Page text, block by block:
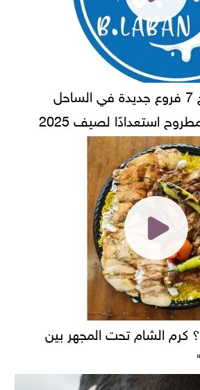
"بلبن" تعلن افتتاح 7 فروع جديدة في الساحل
استعدادًا لصيف 2025
الشام تحت المجهر بين